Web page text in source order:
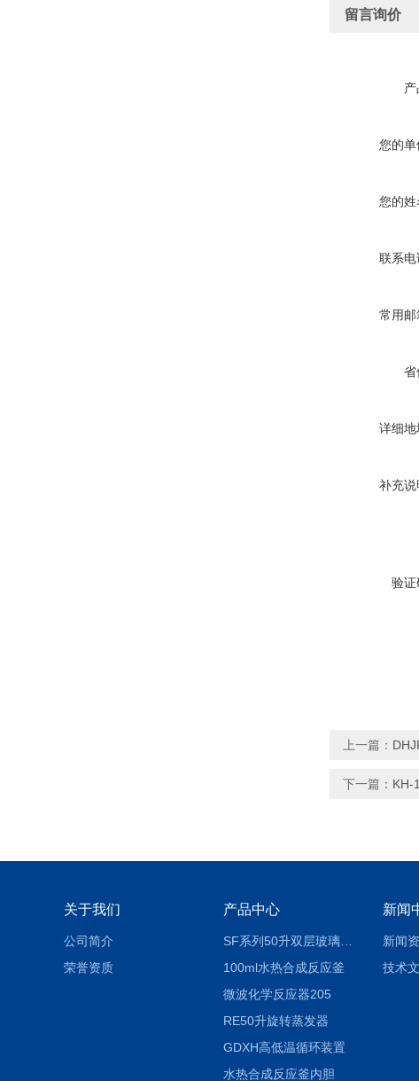
留言询价
产
您的单
您的姓
联系电
常用邮
省
详细地
补充说
验证
上一篇：
下一篇： KH-
关于我们
公司简介
荣誉资质
产品中心
SF系列50升双层玻璃反应釜
100ml水热合成反应釜
微波化学反应器205
RE50升旋转蒸发器
GDXH高低温循环装置
水热合成反应釜内胆
新闻
新闻
技术